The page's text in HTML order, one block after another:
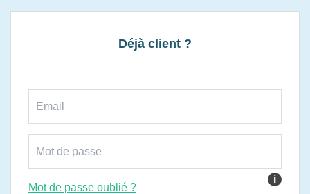
Déjà client ?
i
Mot de passe oublié ?